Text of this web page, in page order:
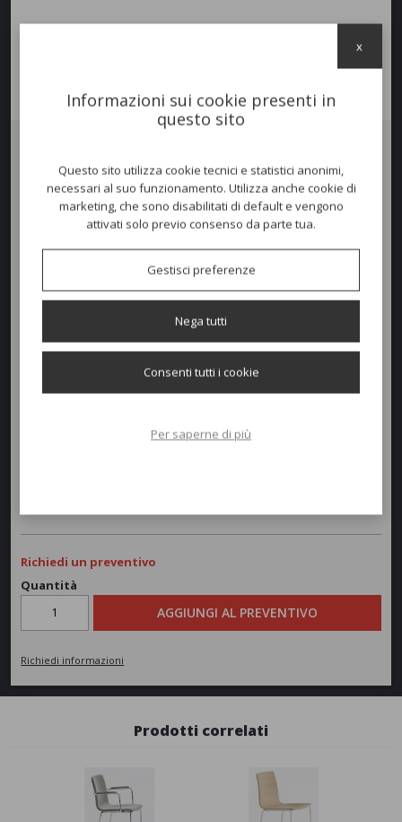
INGA SOFT, la scocca è imbottita e rivestita in cuoio naturale o
rigenerato, gambe in tubo d'acciaio Ø16mm con finitura Cormata,
Ottone anticato o Verniciata.
Dimensioni e peso
50cm
Richiedi un preventivo
Quantità
AGGIUNGI AL PREVENTIVO
Richiedi informazioni
Prodotti correlati
Informazioni sui cookie presenti in
questo sito
Questo sito utilizza cookie tecnici e statistici anonimi,
necessari al suo funzionamento. Utilizza anche cookie di
marketing, che sono disabilitati di default e vengono
attivati solo previo consenso da parte tua.
Gestisci preferenze
Nega tutti
Consenti tutti i cookie
Per saperne di più
x